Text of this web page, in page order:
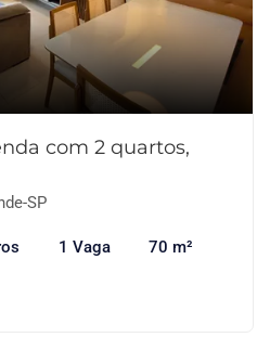
com 2 quartos,
SP
1 Vaga 70 m²